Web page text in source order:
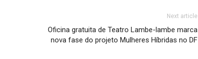
Next article
Oficina gratuita de Teatro Lambe-lambe marca
nova fase do projeto Mulheres Híbridas no DF